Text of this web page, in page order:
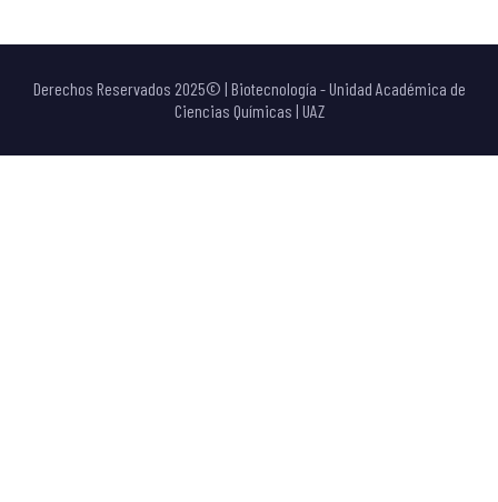
Derechos Reservados 2025© | Biotecnología - Unidad Académica de
Ciencias Químicas | UAZ